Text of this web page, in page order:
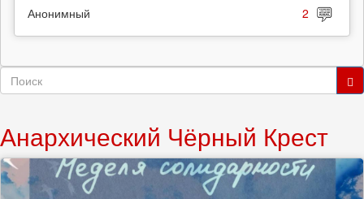
Анонимный 2
Форма
Анархический Чёрный Крест